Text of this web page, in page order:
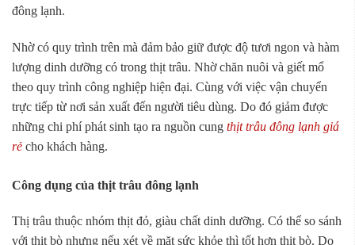
đông lạnh.
Nhờ có quy trình trên mà đảm bảo giữ được độ tươi ngon và hàm
lượng dinh dưỡng có trong thịt trâu. Nhờ chăn nuôi và giết mổ
theo quy trình công nghiệp hiện đại. Cùng với việc vận chuyển
trực tiếp từ nơi sản xuất đến người tiêu dùng. Do đó giảm được
những chi phí phát sinh tạo ra nguồn cung thịt trâu đông lạnh giá
rẻ cho khách hàng.
Công dụng của thịt trâu đông lạnh
Thị trâu thuộc nhóm thịt đỏ, giàu chất dinh dưỡng. Có thể so sánh
với thịt bò nhưng nếu xét về mặt sức khỏe thì tốt hơn thịt bò. Do